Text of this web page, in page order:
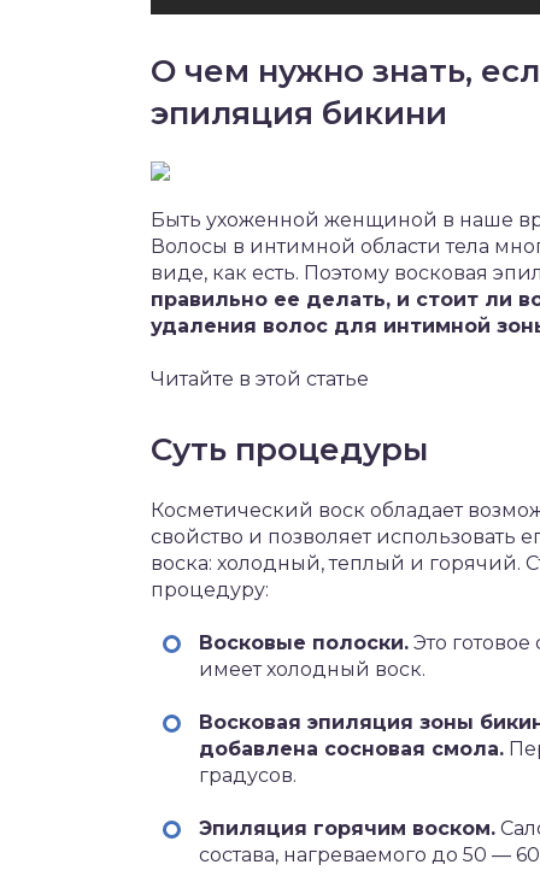
О чем нужно знать,
эпиляция бикини
Быть ухоженной женщиной в наше
Волосы в интимной области тела
виде, как есть. Поэтому восковая
правильно ее делать, и стоит ли
удаления волос для интимной
Читайте в этой статье
Суть процедуры
Косметический воск обладает
свойство и позволяет использовать
воска: холодный, теплый и горячий.
процедуру:
Восковые полоски. Это
имеет холодный воск.
Восковая эпиляция зоны
добавлена сосновая смола.
градусов.
Эпиляция горячим воском.
состава, нагреваемого до 50 —